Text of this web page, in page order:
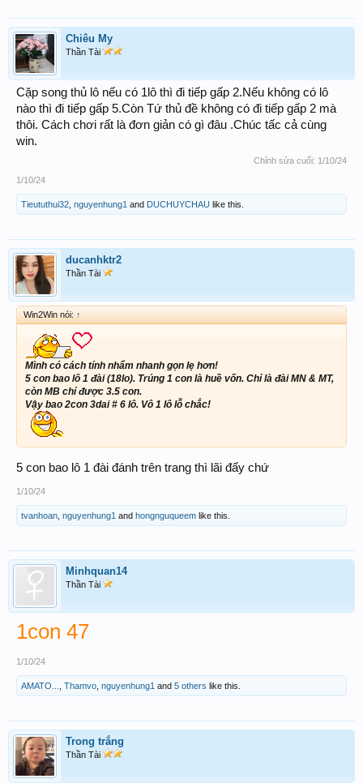
Chiêu My
Thần Tài
Cặp song thủ lô nếu có 1lô thì đi tiếp gấp 2.Nếu không có lô
nào thì đi tiếp gấp 5.Còn Tứ thủ đề không có đi tiếp gấp 2 mà
thôi. Cách chơi rất là đơn giản có gì đâu .Chúc tấc cả cùng
win.
Chỉnh sửa cuối: 1/10/24
1/10/24
Tieututhui32 nguyenhung1 and DUCHUYCHAU like this.
ducanhktr2
Thần Tài
Win2Win nói: ↑
Mình có cách tính nhẩm nhanh gọn lẹ hơn!
5 con bao lô 1 đài (18lo). Trúng 1 con là huề vốn. Chỉ là đài MN & MT,
còn MB chỉ được 3.5 con.
Vậy bao 2con 3dai # 6 lô. Vô 1 lô lỗ chắc!
5 con bao lô 1 đài đánh trên trang thì lãi đấy chứ
1/10/24
tvanhoan nguyenhung1 and hongnguqueem like this.
Minhquan14
Thần Tài
1con 47
1/10/24
AMATO... Thamvo nguyenhung1 and 5 others like this.
Trong trắng
Thần Tài